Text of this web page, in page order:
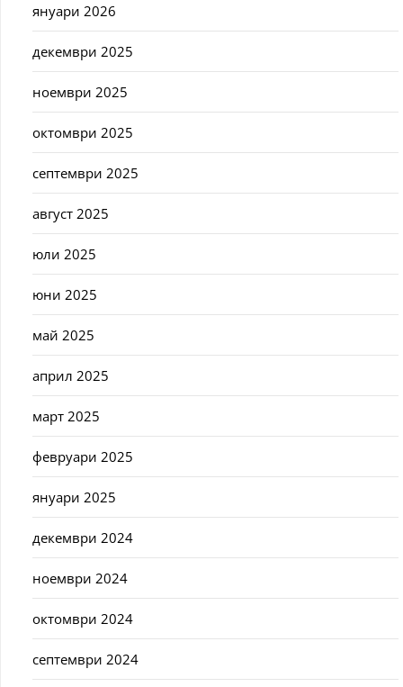
януари 2026
декември 2025
ноември 2025
октомври 2025
септември 2025
август 2025
юли 2025
юни 2025
май 2025
април 2025
март 2025
февруари 2025
януари 2025
декември 2024
ноември 2024
октомври 2024
септември 2024